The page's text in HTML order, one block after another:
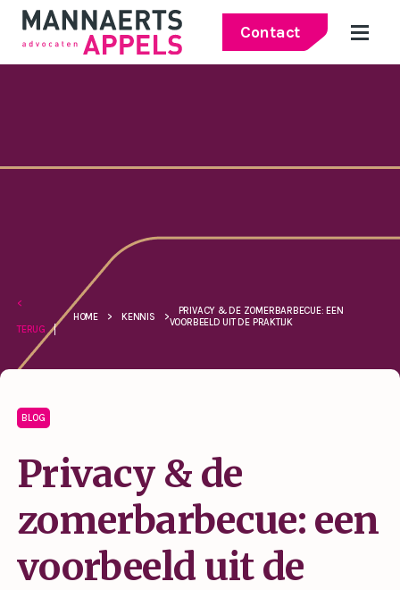
Contact
<
TERUG
HOME > KENNIS >
PRIVACY & DE ZOMERBARBECUE: EEN
VOORBEELD UIT DE PRAKTIJK
BLOG
Privacy & de
zomerbarbecue: een
voorbeeld uit de